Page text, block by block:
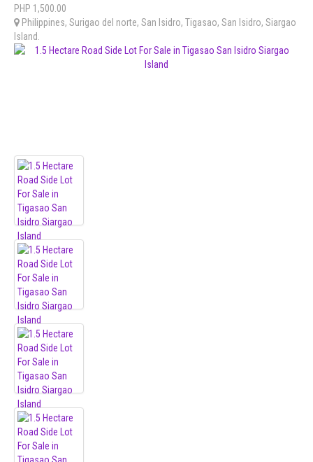
PHP 1,500.00
Philippines, Surigao del norte, San Isidro, Tigasao, San Isidro, Siargao
Island